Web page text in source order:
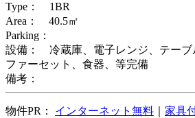
Type： 1BR
Area： 40.5㎡
Parking：
設備： 冷蔵庫、電子レンジ、テーブ
ファーセット、食器、等完備
備考：
物件PR： インターネット無料 家具